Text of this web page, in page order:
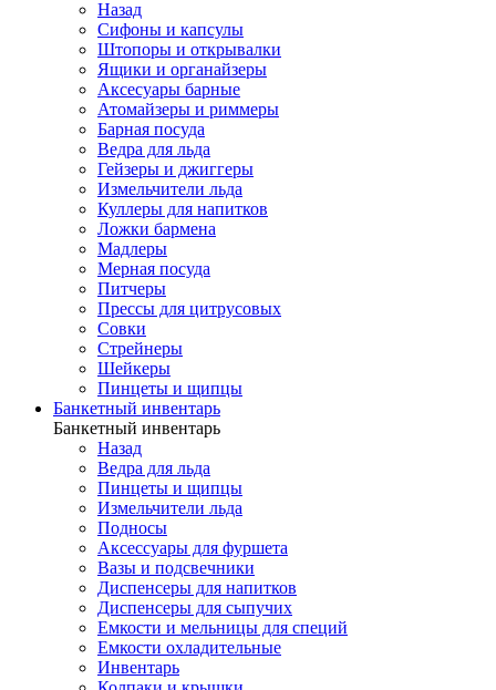
Назад
Сифоны и капсулы
Штопоры и открывалки
Ящики и органайзеры
Аксесуары барные
Атомайзеры и риммеры
Барная посуда
Ведра для льда
Гейзеры и джиггеры
Измельчители льда
Куллеры для напитков
Ложки бармена
Мадлеры
Мерная посуда
Питчеры
Прессы для цитрусовых
Совки
Стрейнеры
Шейкеры
Пинцеты и щипцы
Банкетный инвентарь
Банкетный инвентарь
Назад
Ведра для льда
Пинцеты и щипцы
Измельчители льда
Подносы
Аксессуары для фуршета
Вазы и подсвечники
Диспенсеры для напитков
Диспенсеры для сыпучих
Емкости и мельницы для специй
Емкости охладительные
Инвентарь